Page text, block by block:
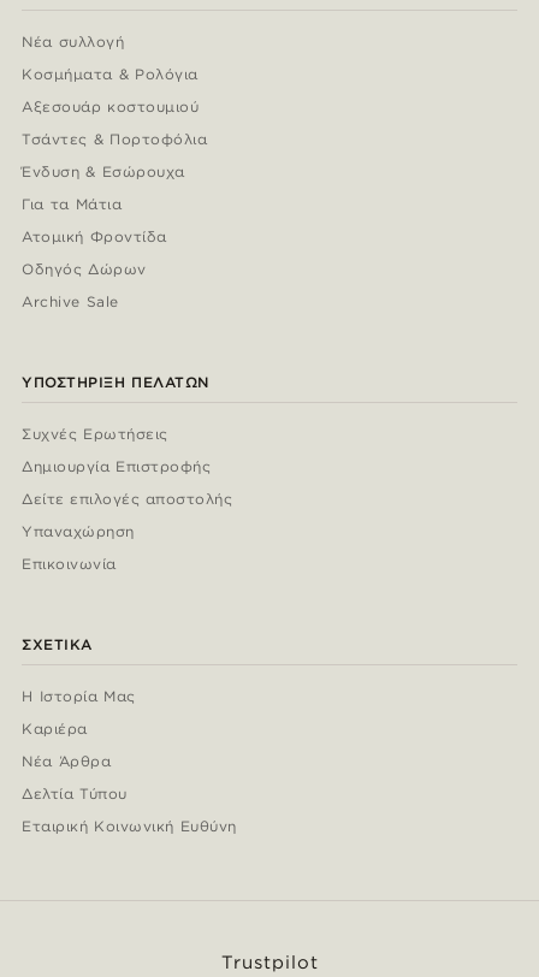
Νέα συλλογή
Κοσμήματα & Ρολόγια
Αξεσουάρ κοστουμιού
Τσάντες & Πορτοφόλια
Ένδυση & Εσώρουχα
Για τα Μάτια
Ατομική Φροντίδα
Οδηγός Δώρων
Archive Sale
ΥΠΟΣΤΉΡΙΞΗ ΠΕΛΑΤΏΝ
Συχνές Ερωτήσεις
Δημιουργία Επιστροφής
Δείτε επιλογές αποστολής
Υπαναχώρηση
Επικοινωνία
ΣΧΕΤΙΚΆ
Η Ιστορία Μας
Καριέρα
Νέα Άρθρα
Δελτία Τύπου
Εταιρική Κοινωνική Ευθύνη
Trustpilot